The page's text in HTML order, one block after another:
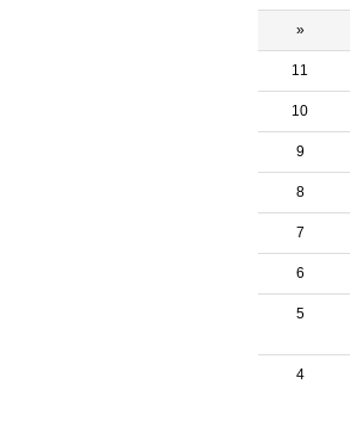
»
11
10
9
8
7
6
5
4